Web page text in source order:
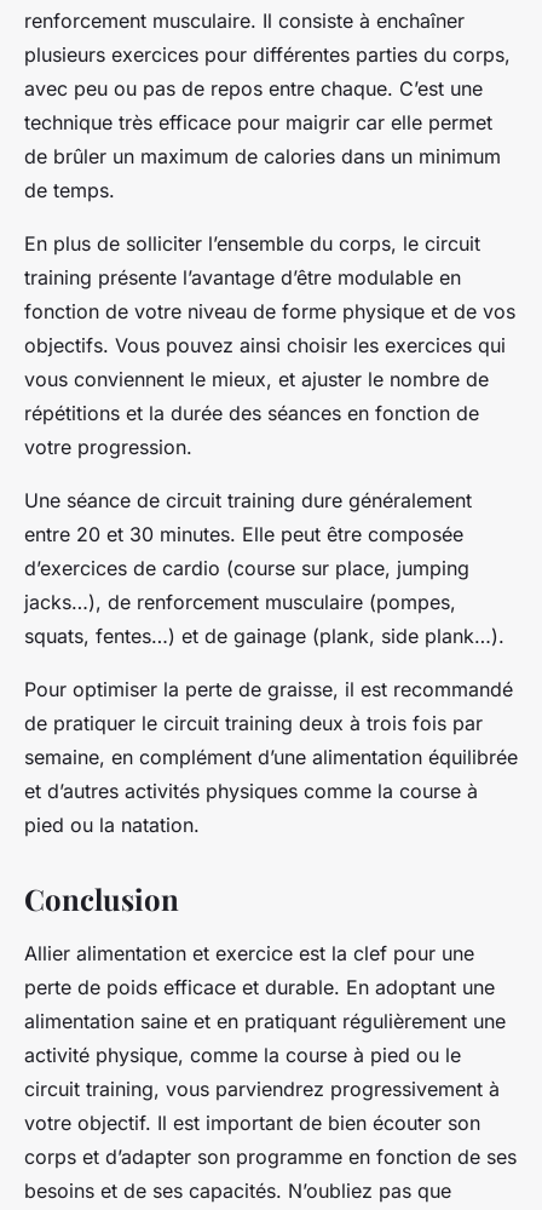
renforcement musculaire. Il consiste à enchaîner
plusieurs exercices pour différentes parties du corps,
avec peu ou pas de repos entre chaque. C’est une
technique très efficace pour maigrir car elle permet
de brûler un maximum de calories dans un minimum
de temps.
En plus de solliciter l’ensemble du corps, le circuit
training présente l’avantage d’être modulable en
fonction de votre niveau de forme physique et de vos
objectifs. Vous pouvez ainsi choisir les exercices qui
vous conviennent le mieux, et ajuster le nombre de
répétitions et la durée des séances en fonction de
votre progression.
Une séance de circuit training dure généralement
entre 20 et 30 minutes. Elle peut être composée
d’exercices de cardio (course sur place, jumping
jacks…), de renforcement musculaire (pompes,
squats, fentes…) et de gainage (plank, side plank…).
Pour optimiser la perte de graisse, il est recommandé
de pratiquer le circuit training deux à trois fois par
semaine, en complément d’une alimentation équilibrée
et d’autres activités physiques comme la course à
pied ou la natation.
Conclusion
Allier alimentation et exercice est la clef pour une
perte de poids efficace et durable. En adoptant une
alimentation saine et en pratiquant régulièrement une
activité physique, comme la course à pied ou le
circuit training, vous parviendrez progressivement à
votre objectif. Il est important de bien écouter son
corps et d’adapter son programme en fonction de ses
besoins et de ses capacités. N’oubliez pas que